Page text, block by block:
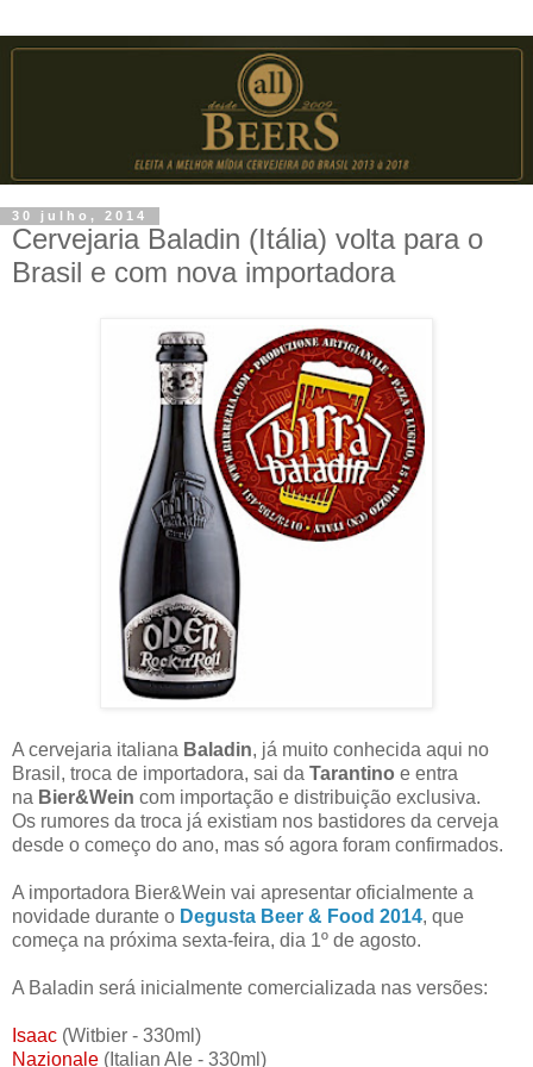
30 julho, 2014
Cervejaria Baladin (Itália) volta para o
Brasil e com nova importadora
A cervejaria italiana Baladin, já muito conhecida aqui no
Brasil, troca de importadora, sai da Tarantino e entra
na Bier&Wein com importação e distribuição exclusiva.
Os rumores da troca já existiam nos bastidores da cerveja
desde o começo do ano, mas só agora foram confirmados.
A importadora Bier&Wein vai apresentar oficialmente a
novidade durante o Degusta Beer & Food 2014, que
começa na próxima sexta-feira, dia 1º de agosto.
A Baladin será inicialmente comercializada nas versões:
Isaac (Witbier - 330ml)
Nazionale (Italian Ale - 330ml)